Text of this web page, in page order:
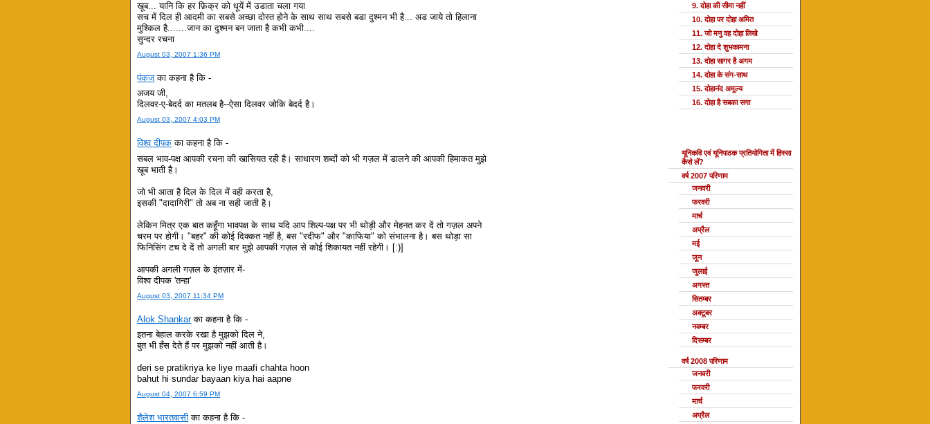
खूब... यानि कि हर फ़िक्र को धूयें में उडाता चला गया
सच में दिल ही आदमी का सबसे अच्छा दोस्त होने के साथ साथ सबसे बडा दुश्मन भी है... अड जाये तो हिलाना
मुश्किल है.......जान का दुश्मन बन जाता है कभी कभी....
सुन्दर रचना
August 03, 2007 1:36 PM
पंकजका कहना है कि -
अजय जी,
दिलवर-ए-बेदर्द का मतलब है--ऐसा दिलवर जोकि बेदर्द है।
August 03, 2007 4:03 PM
विश्व दीपक का कहना है कि -
सबल भाव-पक्ष आपकी रचना की खासियत रही है। साधारण शब्दों को भी गज़ल में डालने की आपकी हिमाकत मुझे
खूब भाती है।
जो भी आता है दिल के दिल में वही करता है,
इसकी "दादागिरी" तो अब ना सही जाती है।
लेकिन मित्र एक बात कहूँगा भावपक्ष के साथ यदि आप शिल्प-पक्ष पर भी थोड़ी और मेहनत कर दें तो गज़ल अपने
चरम पर होगी। "बहर" की कोई दिक्कत नहीं है, बस "रदीफ" और "काफिया" को संभालना है। बस थोड़ा सा
फिनिसिंग टच दे दें तो अगली बार मुझे आपकी गज़ल से कोई शिकायत नहीं रहेगी। [:)]
आपकी अगली गज़ल के इंतज़ार में-
विश्व दीपक 'तन्हा'
August 03, 2007 11:34 PM
Alok Shankarका कहना है कि -
इतना बेहाल करके रखा है मुझको दिल ने,
बुत भी हँस देते हैं पर मुझको नहीं आती है।
deri se pratikriya ke liye maafi chahta hoon
bahut hi sundar bayaan kiya hai aapne
August 04, 2007 6:59 PM
शैलेश भारतवासी का कहना है कि -
9. दोहा की सीमा नहीं
10. दोहा पर दोहा अमित
11. जो मनु वह दोहा लिखे
12. दोहा दे शुभकामना
13. दोहा सागर है अगम
14. दोहा के संग-साथ
15. दोहानंद अमूल्य
16. दोहा है सबका सगा
यूनिकवि एवं यूनिपाठक प्रतियोगिता में हिस्सा
कैसे लें?
वर्ष 2007 परिणाम
जनवरी
फरवरी
मार्च
अप्रैल
मई
जून
जुलाई
अगस्त
सितम्बर
अक्टूबर
नवम्बर
दिसम्बर
वर्ष 2008 परिणाम
जनवरी
फरवरी
मार्च
अप्रैल